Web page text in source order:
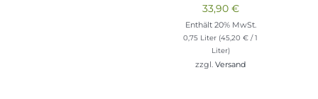
33,90 €
Enthält 20% MwSt.
0,75 Liter (45,20€ / 1
Liter)
zzgl.Versand